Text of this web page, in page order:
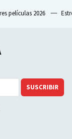
películas 2026
SUSCRIBIR